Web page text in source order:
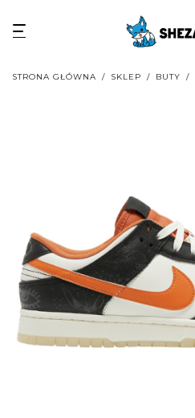
STRONA GŁÓWNA / SKLEP / BUTY /